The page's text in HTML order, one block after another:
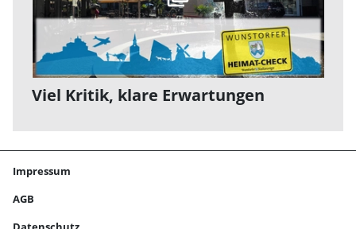
Viel Kritik, klare Erwartungen
Impressum
AGB